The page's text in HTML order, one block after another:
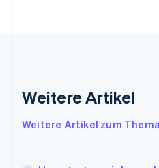
Weitere Artikel
Weitere Artikel zum
Indien
Irland